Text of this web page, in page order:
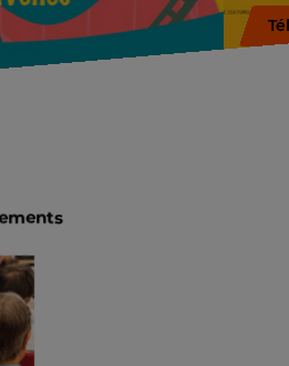
Télécharger la brochure (.pdf)